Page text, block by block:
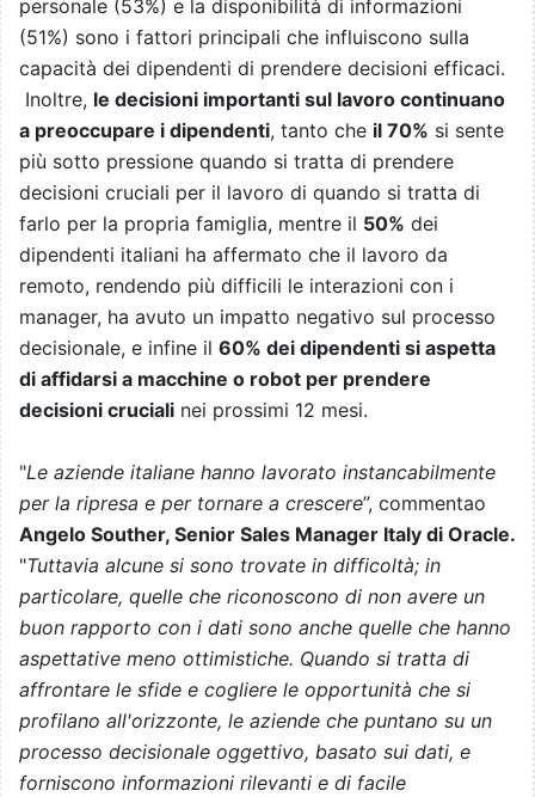
personale (53%) e la disponibilità di informazioni
(51%) sono i fattori principali che influiscono sulla
capacità dei dipendenti di prendere decisioni efficaci.
Inoltre, le decisioni importanti sul lavoro continuano
a preoccupare i dipendenti, tanto che il 70% si sente
più sotto pressione quando si tratta di prendere
decisioni cruciali per il lavoro di quando si tratta di
farlo per la propria famiglia, mentre il 50% dei
dipendenti italiani ha affermato che il lavoro da
remoto, rendendo più difficili le interazioni con i
manager, ha avuto un impatto negativo sul processo
decisionale, e infine il 60% dei dipendenti si aspetta
di affidarsi a macchine o robot per prendere
decisioni cruciali nei prossimi 12 mesi.
"Le aziende italiane hanno lavorato instancabilmente
per la ripresa e per tornare a crescere”, commentao
Angelo Souther, Senior Sales Manager Italy di Oracle.
"Tuttavia alcune si sono trovate in difficoltà; in
particolare, quelle che riconoscono di non avere un
buon rapporto con i dati sono anche quelle che hanno
aspettative meno ottimistiche. Quando si tratta di
affrontare le sfide e cogliere le opportunità che si
profilano all'orizzonte, le aziende che puntano su un
processo decisionale oggettivo, basato sui dati, e
forniscono informazioni rilevanti e di facile